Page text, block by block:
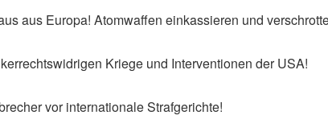
aus Europa! Atomwaffen einkassieren und
Kriege und Interventionen der USA!
vor internationale Strafgerichte!